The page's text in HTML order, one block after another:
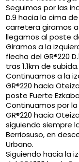
Seguimos por las
D.9 hacia la cima
carretera giramos
llegamos al poste
Giramos a la
flecha del GR®220
tras 1.1km de subida.
Continuamos a la
GR®220 hacia
poste Fuerte
Continuamos por
GR®220 hacia
siguiendo siempre
Berriosuso, en
Urbano.
Siguiendo hacia la